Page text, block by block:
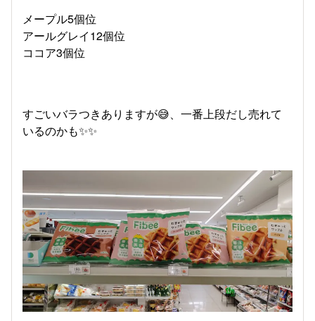
メープル5個位
アールグレイ12個位
ココア3個位
すごいバラつきありますが😅、一番上段だし売れて
いるのかも✨️✨️